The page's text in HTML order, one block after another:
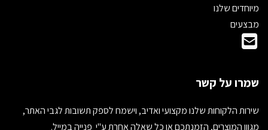
מיוחדים שלנו
מבצעים
שמרו על קשר
שירות הלקוחות שלנו מקצועי ואדיב, וישמח לספק תשובות לגבי האתר,
מגוון המוצרים, הזמנתכם או כל שאלה אחרת ע"י פנייה במייל.